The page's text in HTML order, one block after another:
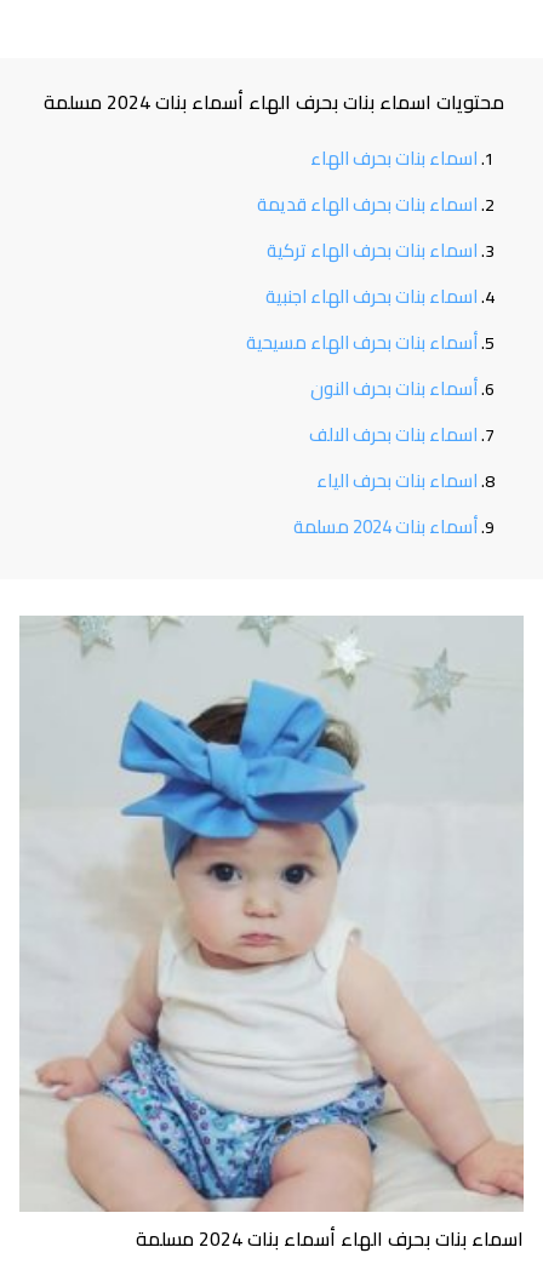
محتويات اسماء بنات بحرف الهاء أسماء بنات 2024 مسلمة
اسماء بنات بحرف الهاء
اسماء بنات بحرف الهاء قديمة
اسماء بنات بحرف الهاء تركية
اسماء بنات بحرف الهاء اجنبية
أسماء بنات بحرف الهاء مسيحية
أسماء بنات بحرف النون
اسماء بنات بحرف الالف
اسماء بنات بحرف الياء
أسماء بنات 2024 مسلمة
اسماء بنات بحرف الهاء أسماء بنات 2024 مسلمة